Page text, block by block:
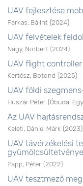
UAV fejlesztése
Farkas, Bálint (2024)
UAV felvételek
Nagy, Norbert (2024)
UAV flight
Kertész, Botond (2025)
UAV földi
Huszár Péter (Óbudai
Az UAV
Keleti, Dániel Márk (2023)
UAV távérzékelési
Papp, Péter (2022)
UAV tesztmező